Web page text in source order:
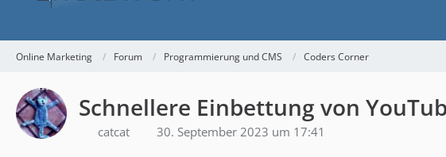
Online Marketing Forum Programmierung und CMS Coders Corner
Schnellere Einbettung von
catcat 30. September 2023 um 17:41